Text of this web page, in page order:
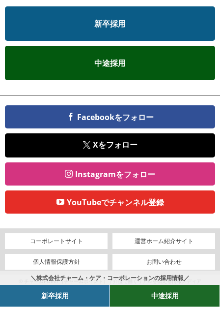
＼株式会社チャーム・ケア・コーポレーションの採用情報／
新卒採用 中途採用
新卒採用
中途採用
Facebookをフォロー
Xをフォロー
Instagramをフォロー
YouTubeでチャンネル登録
コーポレートサイト 運営ホーム紹介サイト
個人情報保護方針 お問い合わせ
© チャームPOINT（チャームポイント）｜介護で働くリアルを伝える情報メディア